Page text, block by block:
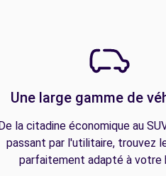
Une large gamme de
la citadine économique au
passant par l'utilitaire, trouvez
parfaitement adapté à votre